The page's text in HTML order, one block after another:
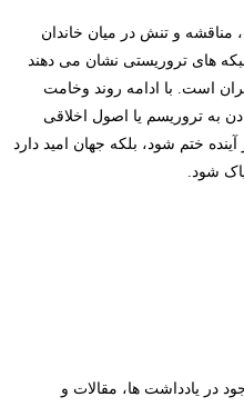
و تنش در میان خاندان
های تروریستی نشان می دهند
است. با ادامه روند وخامت
به تروریسم یا اصول اخلاقی
ختم شود، بلکه جهان امید دارد
پاک شود.
یادداشت ها، مقالات و